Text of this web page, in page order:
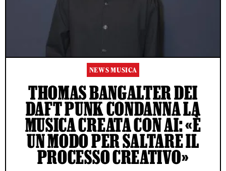
NEWS MUSICA
THOMAS BANGALTER DEI
DAFT PUNK CONDANNA LA
MUSICA CREATA CON AI: «È
UN MODO PER SALTARE IL
PROCESSO CREATIVO»